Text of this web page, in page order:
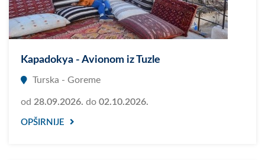
Kapadokya - Avionom iz Tuzle
Turska - Goreme
od 28.09.2026. do 02.10.2026.
OPŠIRNIJE